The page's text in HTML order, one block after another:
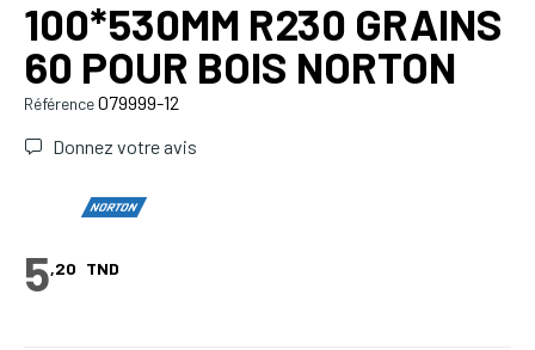
100*530MM R230 GRAINS
60 POUR BOIS NORTON
Référence079999-12
Donnez votre avis
5,20 TND